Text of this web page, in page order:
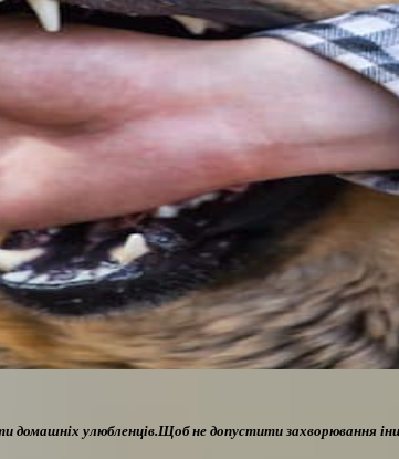
домашніх улюбленців.Щоб не допустити захворювання